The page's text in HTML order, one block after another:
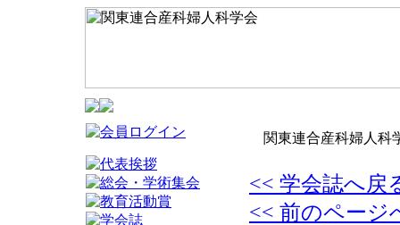
関東連合産科婦人科
<< 学会誌へ戻
<< 前のページ